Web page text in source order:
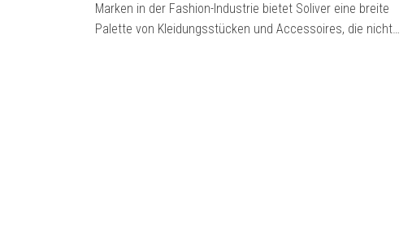
Marken in der Fashion-Industrie bietet Soliver eine breite
Palette von Kleidungsstücken und Accessoires, die nicht…